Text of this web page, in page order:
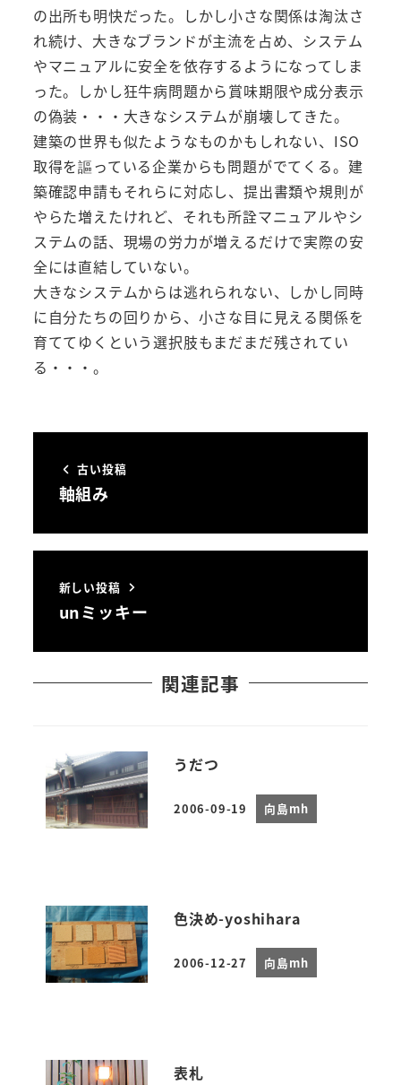
の出所も明快だった。しかし小さな関係は淘汰さ
れ続け、大きなブランドが主流を占め、システム
やマニュアルに安全を依存するようになってしま
った。しかし狂牛病問題から賞味期限や成分表示
の偽装・・・大きなシステムが崩壊してきた。
建築の世界も似たようなものかもしれない、ISO
取得を謳っている企業からも問題がでてくる。建
築確認申請もそれらに対応し、提出書類や規則が
やらた増えたけれど、それも所詮マニュアルやシ
ステムの話、現場の労力が増えるだけで実際の安
全には直結していない。
大きなシステムからは逃れられない、しかし同時
に自分たちの回りから、小さな目に見える関係を
育ててゆくという選択肢もまだまだ残されてい
る・・・。
古い投稿
軸組み
新しい投稿
unミッキー
関連記事
うだつ
投稿日
2006-09-19 向島mh
色決め-yoshihara
投稿日
2006-12-27 向島mh
表札